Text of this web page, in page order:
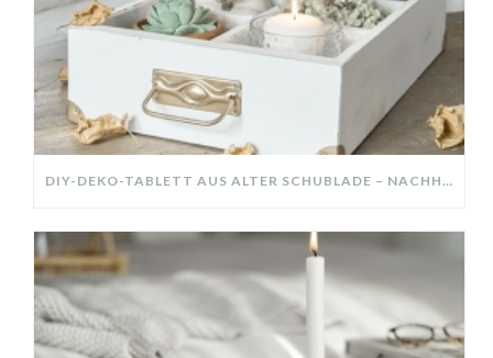
DIY-DEKO-TABLETT AUS ALTER SCHUBLADE – NACHHALTIGE HERBSTDEKO SELBER MACHEN!